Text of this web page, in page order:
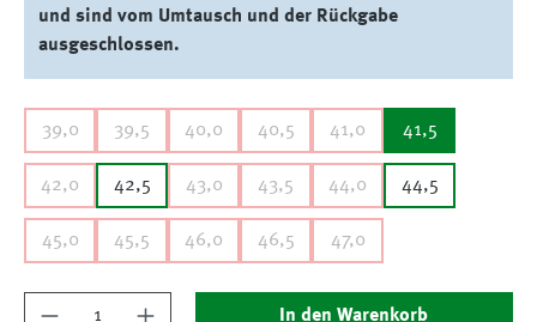
und sind vom Umtausch und der Rückgabe
ausgeschlossen.
39,0 39,5 40,0 40,5 41,0 41,5
42,0 42,5 43,0 43,5 44,0 44,5
45,0 45,5 46,0 46,5 47,0
Produkt Anzahl: Gib den gewünschten Wert
In den Warenkorb